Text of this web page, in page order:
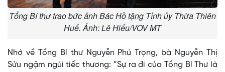
Tổng Bí thư trao bức ảnh Bác Hồ tặng Tỉnh ủy Thừa Thiên
Huế. Ảnh: Lê Hiếu/VOV MT
Nhớ về Tổng Bí thư Nguyễn Phú Trọng, bà Nguyễn Thị
Sửu ngậm ngùi tiếc thương: “Sự ra đi của Tổng Bí Thư là